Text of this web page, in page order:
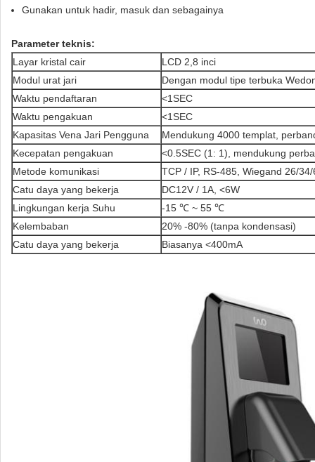
Gunakan untuk hadir, masuk dan sebagainya
Parameter teknis:
Layar kristal cair
LCD 2,8 inci
Modul urat jari
Dengan modul tipe terbuka
Waktu pendaftaran
<1SEC
Waktu pengakuan
<1SEC
Kapasitas Vena Jari Pengguna
Mendukung 4000 templat,
Kecepatan pengakuan
<0.5SEC (1: 1), mendukung
Metode komunikasi
TCP / IP, RS-485, Wiegand 26/34/
Catu daya yang bekerja
DC12V / 1A, <6W
Lingkungan kerja Suhu
-15 ℃ ~ 55 ℃
Kelembaban
20% -80% (tanpa kondensasi)
Catu daya yang bekerja
Biasanya <400mA